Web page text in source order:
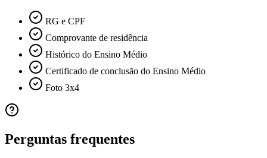
RG e CPF
Comprovante de residência
Histórico do Ensino Médio
Certificado de conclusão do Ensino Médio
Foto 3x4
Perguntas frequentes